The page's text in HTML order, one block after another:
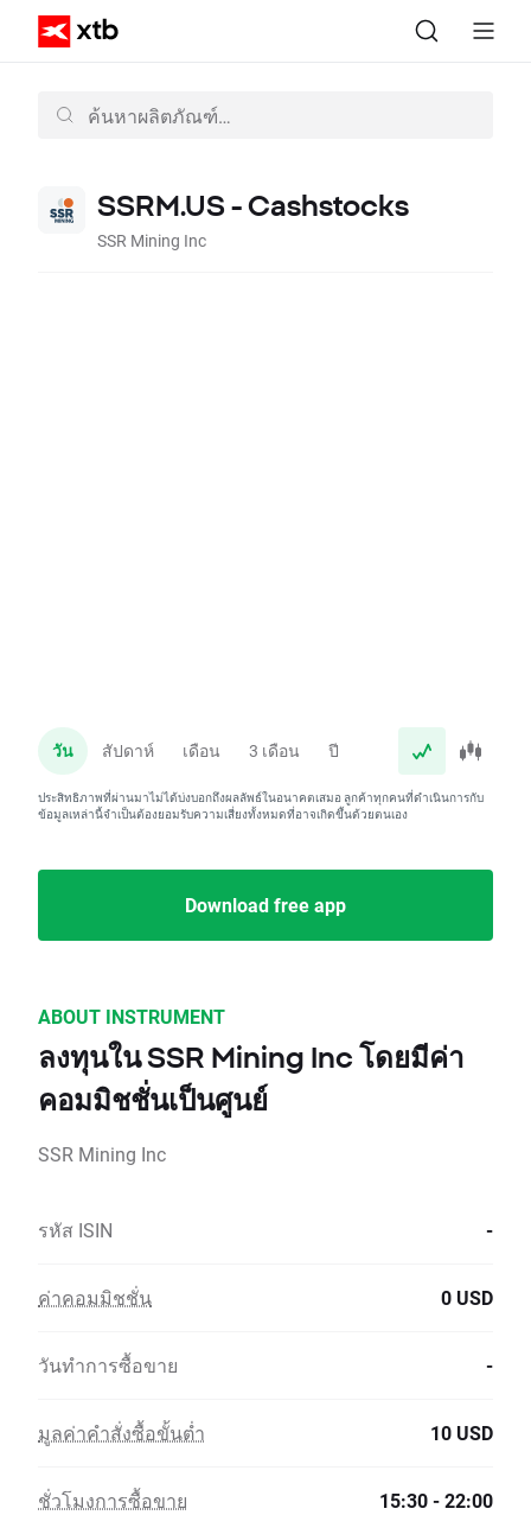
SSRM.US - Cashstocks
SSR Mining Inc
วัน สัปดาห์ เดือน 3 เดือน ปี
ประสิทธิภาพที่ผ่านมาไม่ได้บ่งบอกถึงผลลัพธ์ในอนาคตเสมอ ลูกค้าทุกคนที่ดำเนินการกับ
ข้อมูลเหล่านี้จำเป็นต้องยอมรับความเสี่ยงทั้งหมดที่อาจเกิดขึ้นด้วยตนเอง
Download free app
ABOUT INSTRUMENT
ลงทุนใน SSR Mining Inc โดยมีค่า
คอมมิชชั่นเป็นศูนย์
SSR Mining Inc
รหัส ISIN -
ค่าคอมมิชชั่น 0 USD
วันทำการซื้อขาย -
มูลค่าคำสั่งซื้อขั้นต่ำ 10 USD
ชั่วโมงการซื้อขาย 15:30 - 22:00